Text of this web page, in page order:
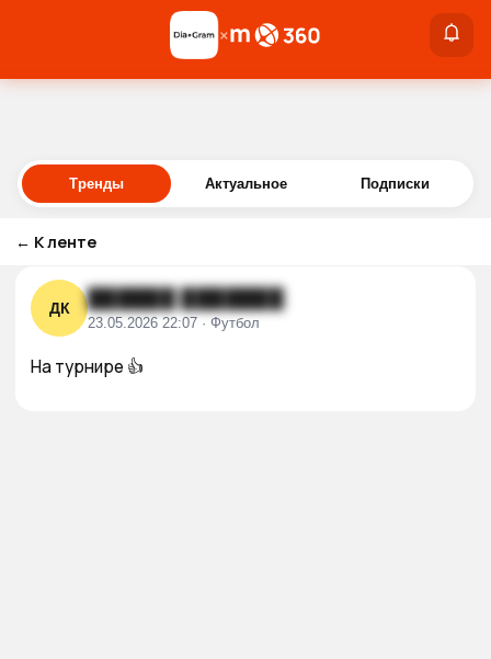
Войти
×
Тренды Актуальное Подписки
← К ленте
ДК ██████ ███████
23.05.2026 22:07 · Футбол
На турнире 👍